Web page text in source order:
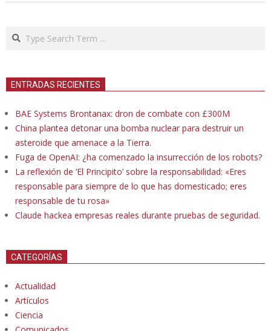
Search
ENTRADAS RECIENTES
BAE Systems Brontanax: dron de combate con £300M
China plantea detonar una bomba nuclear para destruir un
asteroide que amenace a la Tierra.
Fuga de OpenAI: ¿ha comenzado la insurrección de los robots?
La reflexión de ‘El Principito’ sobre la responsabilidad: «Eres
responsable para siempre de lo que has domesticado; eres
responsable de tu rosa»
Claude hackea empresas reales durante pruebas de seguridad.
CATEGORÍAS
Actualidad
Artículos
Ciencia